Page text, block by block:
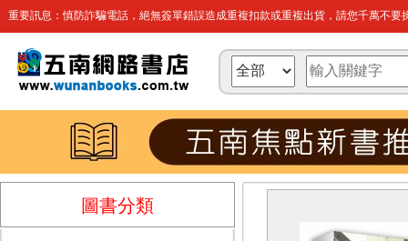
重要訊息：慎防詐騙電話，絕無簽單錯誤造成重複扣款或重複出貨，請您千萬不要
圖書分類